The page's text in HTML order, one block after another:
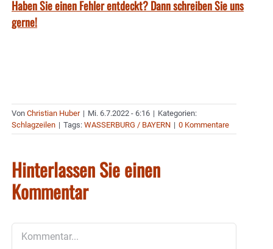
Haben Sie einen Fehler entdeckt? Dann schreiben Sie uns
gerne!
Von Christian Huber | Mi. 6.7.2022 - 6:16 | Kategorien:
Schlagzeilen | Tags: WASSERBURG / BAYERN | 0 Kommentare
Hinterlassen Sie einen
Kommentar